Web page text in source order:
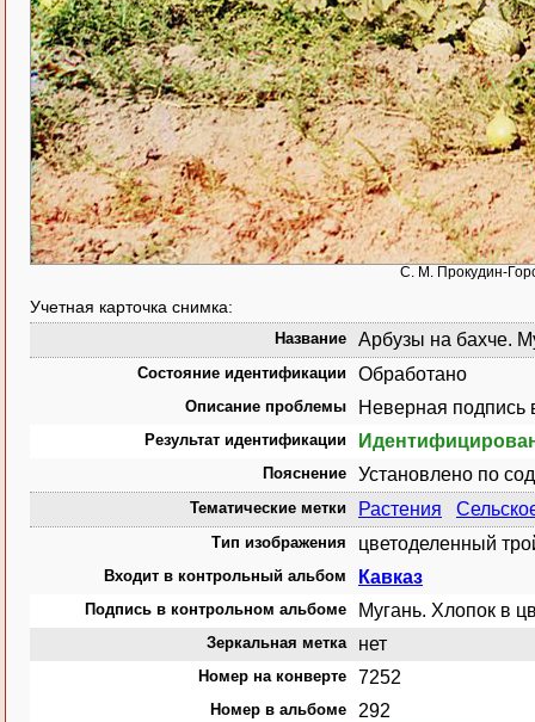
С. М. Прокудин-
Учетная карточка снимка:
Название Арбузы на бахче.
Состояние идентификации Обработано
Описание проблемы Неверная подпись
Результат идентификации
Пояснение Установлено по
Тематические метки Растения
Тип изображения цветоделенный
Входит в контрольный альбом Кавказ
Подпись в контрольном альбоме Мугань. Хлопок в
Зеркальная метка нет
Номер на конверте 7252
Номер в альбоме 292